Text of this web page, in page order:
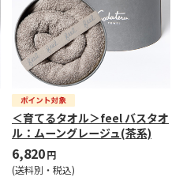
＜育てるタオル＞feel バスタオ
ル：ムーングレージュ(茶系)
6,820円
(送料別・税込)